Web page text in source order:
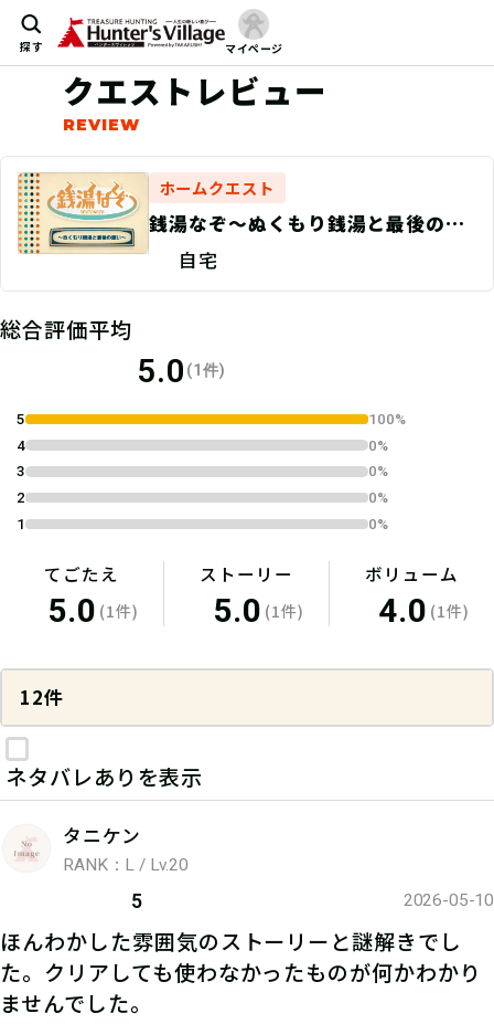
探す マイページ
クエストレビュー
ホームクエスト
銭湯なぞ〜ぬくもり銭湯と最後の願
い〜自宅
総合評価平均
5.0 (1件)
5
100%
4
0%
3
0%
2
0%
1
0%
てごたえ
5.0 (1件)
ストーリー
5.0 (1件)
ボリューム
4.0 (1件)
12件
ネタバレありを表示
タニケン
RANK：L / Lv.20
5 2026-05-10
ほんわかした雰囲気のストーリーと謎解きでし
た。クリアしても使わなかったものが何かわかり
ませんでした。